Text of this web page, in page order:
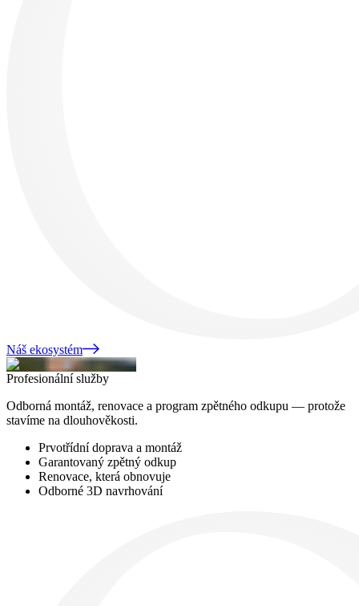
Náš ekosystém
Profesionální služby
Odborná montáž, renovace a program zpětného odkupu — protože
stavíme na dlouhověkosti.
Prvotřídní doprava a montáž
Garantovaný zpětný odkup
Renovace, která obnovuje
Odborné 3D navrhování